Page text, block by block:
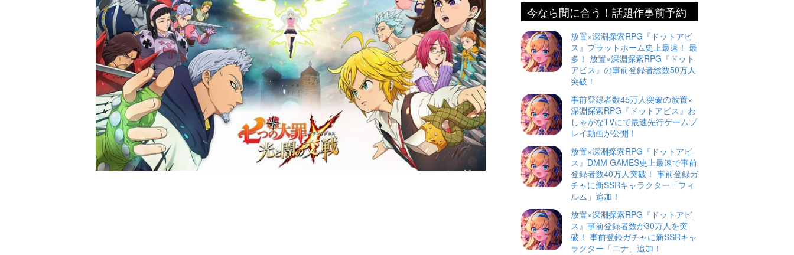
今なら間に合う！話題作事前予約
放置×深淵探索RPG『ドットアビ
ス』プラットホーム史上最速！ 最
多！ 放置×深淵探索RPG『ドット
アビス』の事前登録者総数50万人
突破！
事前登録者数45万人突破の放置×
深淵探索RPG『ドットアビス』わ
しゃがなTVにて最速先行ゲームプ
レイ動画が公開！
放置×深淵探索RPG『ドットアビ
ス』DMM GAMES史上最速で事前
登録者数40万人突破！ 事前登録ガ
チャに新SSRキャラクター「フィ
ルム」追加！
放置×深淵探索RPG『ドットアビ
ス』事前登録者数が30万人を突
破！ 事前登録ガチャに新SSRキャ
ラクター「ニナ」追加！